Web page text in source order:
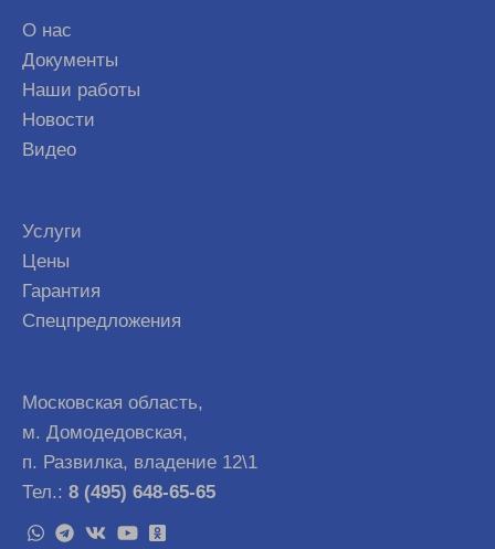
О нас
Документы
Наши работы
Новости
Видео
Услуги
Цены
Гарантия
Спецпредложения
Московская область,
м. Домодедовская,
п. Развилка, владение 12\1
Тел.: 8 (495) 648-65-65